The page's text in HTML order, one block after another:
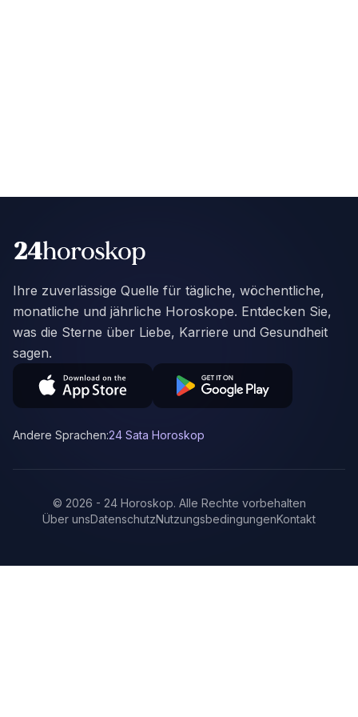
Ihre zuverlässige Quelle für tägliche, wöchentliche,
monatliche und jährliche Horoskope. Entdecken Sie,
was die Sterne über Liebe, Karriere und Gesundheit
sagen.
Andere Sprachen:24 Sata Horoskop
© 2026 - 24 Horoskop. Alle Rechte vorbehalten
Über unsDatenschutzNutzungsbedingungenKontakt